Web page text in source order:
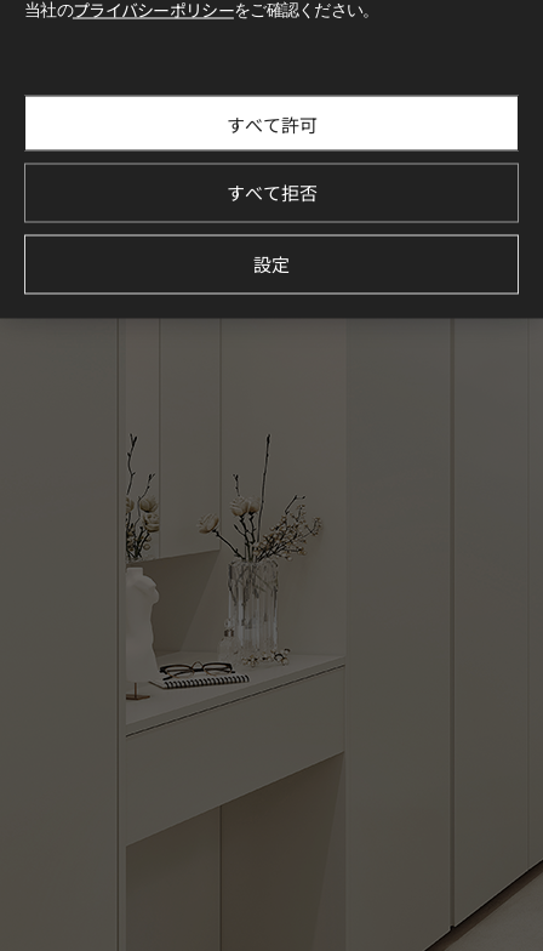
当社のプライバシーポリシーをご確認ください。
すべて許可
すべて拒否
設定